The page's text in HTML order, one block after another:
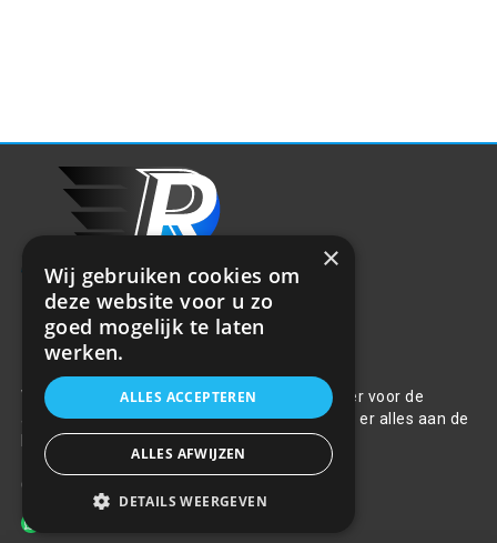
Over ons
Welkom bij R&R Parts Automotive, uw partner voor de
aanschaf van alle auto accessoires. Wij doen er alles aan de
beste selectie, service & prijs te bieden.
Contact
×
Wij gebruiken cookies om
deze website voor u zo
goed mogelijk te laten
werken.
ALLES ACCEPTEREN
ALLES AFWIJZEN
DETAILS WEERGEVEN